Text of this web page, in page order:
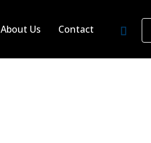
About Us Contact